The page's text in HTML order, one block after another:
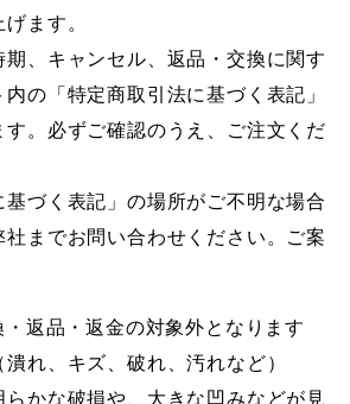
ます。
期、キャンセル、返品・交換に関す
の「特定商取引法に基づく表記」
す。必ずご確認のうえ、ご注文くだ
づく表記」の場所がご不明な場合
までお問い合わせください。ご案
返品・返金の対象外となります
潰れ、キズ、破れ、汚れなど）
かな破損や、大きな凹みなどが見